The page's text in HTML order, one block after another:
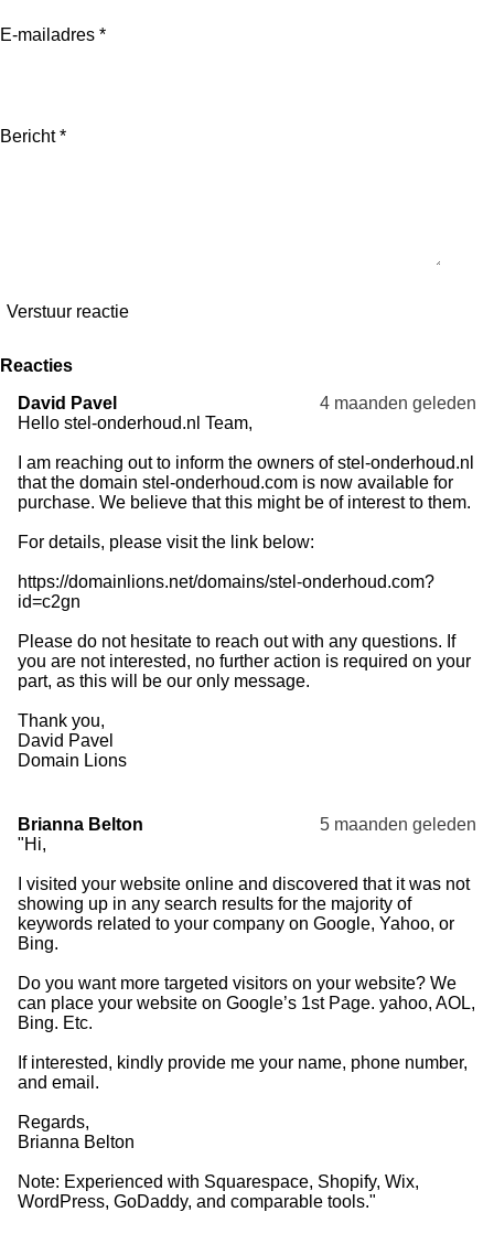
E-mailadres *
Bericht *
Verstuur reactie
Reacties
David Pavel
4 maanden geleden
Hello stel-onderhoud.nl Team,
I am reaching out to inform the owners of stel-onderhoud.nl
that the domain stel-onderhoud.com is now available for
purchase. We believe that this might be of interest to them.
For details, please visit the link below:
https://domainlions.net/domains/stel-onderhoud.com?
id=c2gn
Please do not hesitate to reach out with any questions. If
you are not interested, no further action is required on your
part, as this will be our only message.
Thank you,
David Pavel
Domain Lions
Brianna Belton
5 maanden geleden
"Hi,
I visited your website online and discovered that it was not
showing up in any search results for the majority of
keywords related to your company on Google, Yahoo, or
Bing.
Do you want more targeted visitors on your website? We
can place your website on Google’s 1st Page. yahoo, AOL,
Bing. Etc.
If interested, kindly provide me your name, phone number,
and email.
Regards,
Brianna Belton
Note: Experienced with Squarespace, Shopify, Wix,
WordPress, GoDaddy, and comparable tools."